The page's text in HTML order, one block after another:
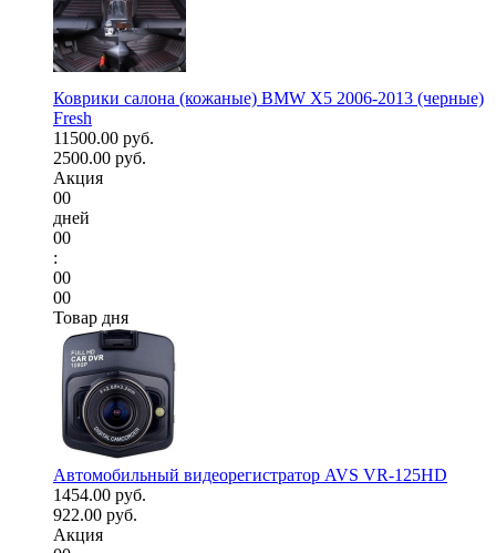
Коврики салона (кожаные) BMW X5 2006-2013 (черные)
Fresh
11500.00 руб.
2500.00 руб.
Акция
00
дней
00
:
00
00
Товар дня
Автомобильный видеорегистратор AVS VR-125HD
1454.00 руб.
922.00 руб.
Акция